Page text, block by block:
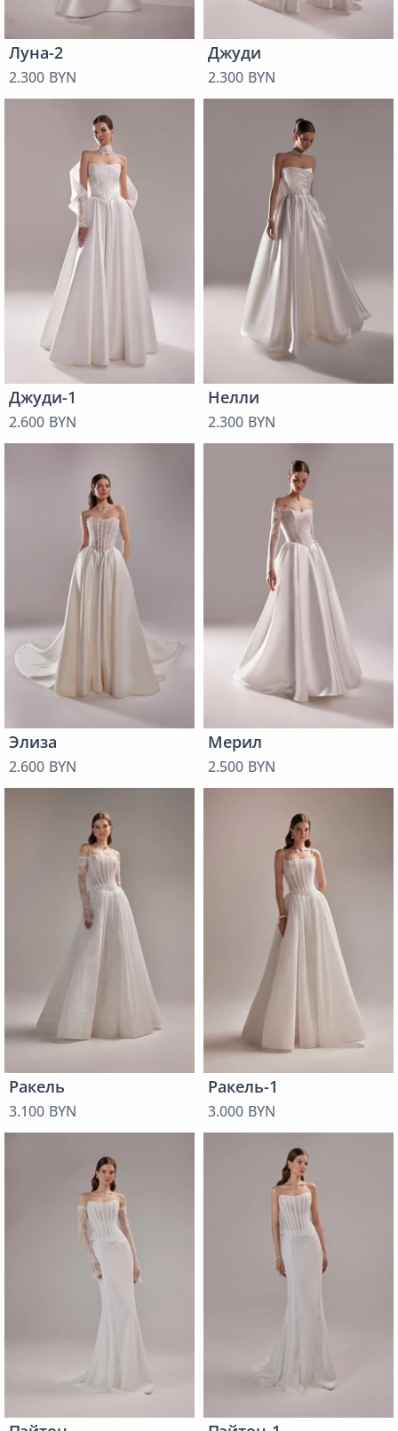
Луна-2
2.300 BYN
Джуди
2.300 BYN
Джуди-1
2.600 BYN
Нелли
2.300 BYN
Элиза
2.600 BYN
Мерил
2.500 BYN
Ракель
3.100 BYN
Ракель-1
3.000 BYN